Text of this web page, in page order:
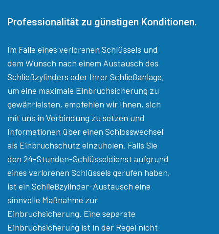
Professionalität zu günstigen Konditionen.
Im Falle eines verlorenen Schlüssels und
dem Wunsch nach einem Austausch des
Schließzylinders oder Ihrer Schließanlage,
um eine maximale Einbruchsicherung zu
gewährleisten, empfehlen wir Ihnen, sich
mit uns in Verbindung zu setzen und
Informationen über einen Schlosswechsel
als Einbruchschutz einzuholen. Falls Sie
den 24-Stunden-Schlüsseldienst aufgrund
eines verlorenen Schlüssels gerufen haben,
ist ein Schließzylinder-Austausch eine
sinnvolle Maßnahme zur
Einbruchsicherung. Eine separate
Einbruchsicherung ist in der Regel nicht